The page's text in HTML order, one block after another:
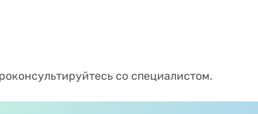
со специалистом.